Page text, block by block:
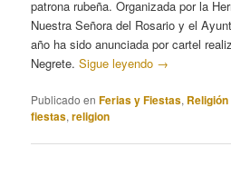
patrona rubeña. Organizada por la
Nuestra Señora del Rosario y el
año ha sido anunciada por cartel
Negrete.Sigue leyendo →
Publicado en Ferias y Fiestas, Religión
fiestas,religion